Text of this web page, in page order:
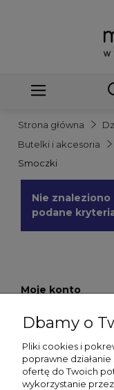
Strona główna
Butelki i akcesoria
Smoczki
Nie znaleziono
podane
Moje konto
Płatności i
Informacje
O nas
Dbamy o
Pliki cookies i
poprawne
ofertę do Twoich
wykorzystanie